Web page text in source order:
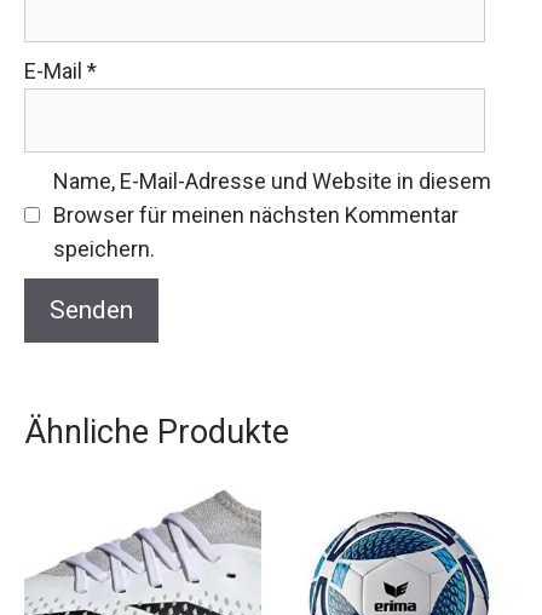
E-Mail *
Name, E-Mail-Adresse und Website in diesem
Browser für meinen nächsten Kommentar
speichern.
Ähnliche Produkte